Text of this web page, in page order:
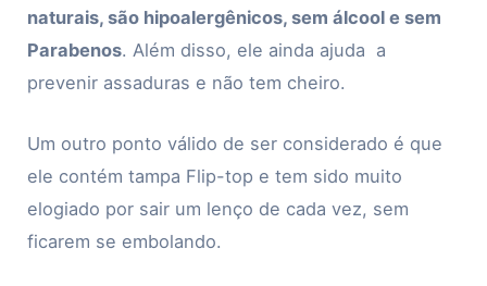
naturais, são hipoalergênicos, sem álcool e sem
Parabenos. Além disso, ele ainda ajuda a
prevenir assaduras e não tem cheiro.
Um outro ponto válido de ser considerado é que
ele contém tampa Flip-top e tem sido muito
elogiado por sair um lenço de cada vez, sem
ficarem se embolando.